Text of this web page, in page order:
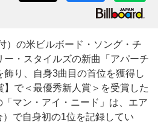
の米ビルボード・ソング・チ
ー・スタイルズの新曲「アパーチ
飾り、自身3曲目の首位を獲得し
で＜最優秀新人賞＞を受賞した
マン・アイ・ニード」は、エア
で自身初の1位を記録してい